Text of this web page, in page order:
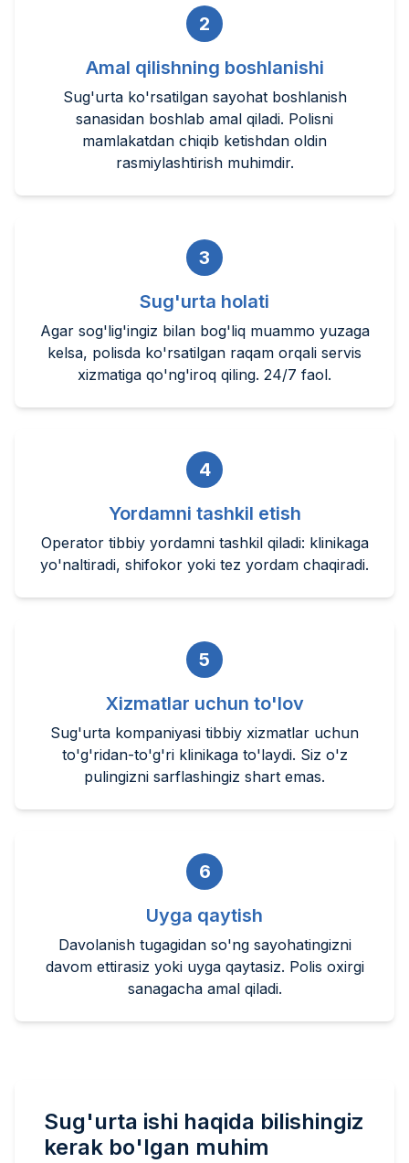
2
Amal qilishning boshlanishi
Sug'urta ko'rsatilgan sayohat boshlanish
sanasidan boshlab amal qiladi. Polisni
mamlakatdan chiqib ketishdan oldin
rasmiylashtirish muhimdir.
3
Sug'urta holati
Agar sog'lig'ingiz bilan bog'liq muammo yuzaga
kelsa, polisda ko'rsatilgan raqam orqali servis
xizmatiga qo'ng'iroq qiling. 24/7 faol.
4
Yordamni tashkil etish
Operator tibbiy yordamni tashkil qiladi: klinikaga
yo'naltiradi, shifokor yoki tez yordam chaqiradi.
5
Xizmatlar uchun to'lov
Sug'urta kompaniyasi tibbiy xizmatlar uchun
to'g'ridan-to'g'ri klinikaga to'laydi. Siz o'z
pulingizni sarflashingiz shart emas.
6
Uyga qaytish
Davolanish tugagidan so'ng sayohatingizni
davom ettirasiz yoki uyga qaytasiz. Polis oxirgi
sanagacha amal qiladi.
Sug'urta ishi haqida bilishingiz
kerak bo'lgan muhim